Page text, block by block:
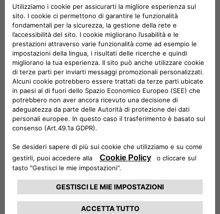
con il dispositivo di ricarica eProWallbox, che offre un’elevata
flessibilità in termini di funzionalità e costi. Con una potenza
di ricarica modulare che va da 7,4 a 22 kW, l’eProWallbox si
adatta alle esigenze di energia e velocità delle operazioni di
ricarica ed è perfetta per ogni tipo di utilizzo: da quello
domestico, alle flotte di veicoli ibridi plug-in e
completamente elettrici. Inoltre, l’eProWallbox permette di
gestire la ricarica a distanza direttamente da uno
smartphone e può ricaricare completamente la batteria da
54 kWh di Jeep Avenger in circa tre ore.
Free2move eSolutions è uno dei produttori di
più attenti alla sicurezza dei consumatori in Europa: con la
eProWallbox ha ottenuto la certificazione TÜV Rheinland
Type Approved, che si aggiunge a tutte le certificazioni
obbligatorie richieste dall’Unione Europea. Inoltre, le
eProWallbox sono state ufficialmente convalidate dagli
organismi tecnici di Stellantis e sono pertanto